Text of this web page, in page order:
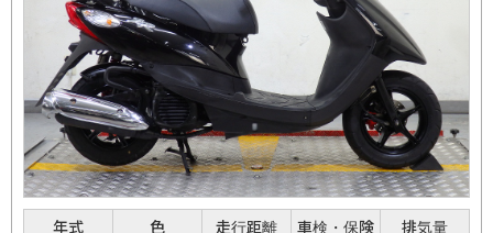
年式 色 走行距離 車検・保険
排気量